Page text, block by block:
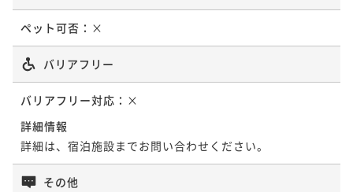
ペット可否： ×
バリアフリー
バリアフリー対応： ×
詳細情報
詳細は、宿泊施設までお問い合わせください。
その他